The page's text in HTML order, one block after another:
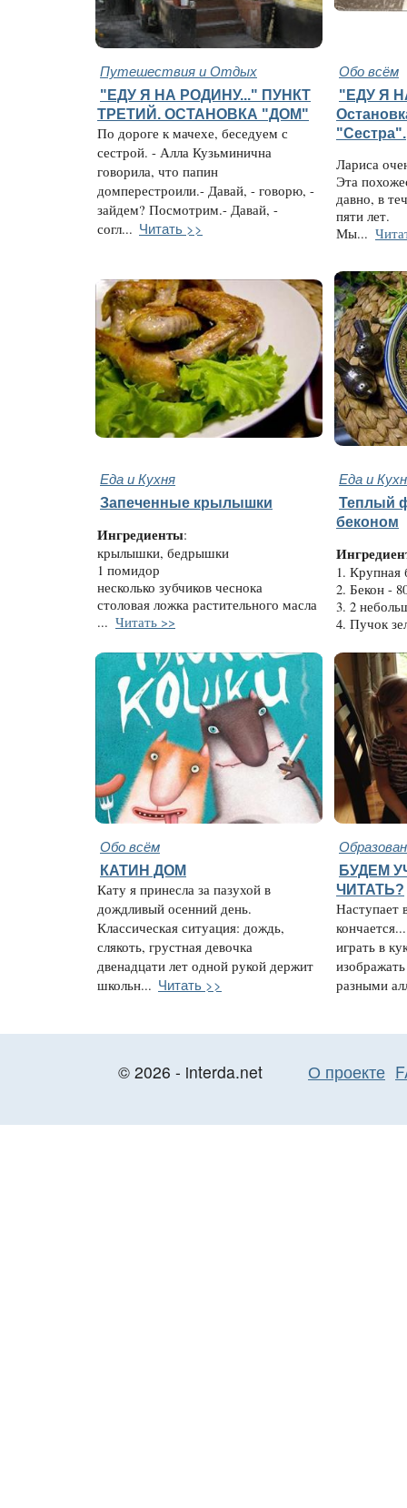
Путешествия и Отдых Обо всём
"ЕДУ Я НА РОДИНУ..." ПУНКТ
ТРЕТИЙ. ОСТАНОВКА "ДОМ"
По дороге к мачехе, беседуем с
сестрой. - Алла Кузьминична
говорила, что папин
домперестроили.- Давай, - говорю, -
зайдем? Посмотрим.- Давай, -
согл... Читать >>
"ЕДУ Я
"Сестра".
Лариса
Эта
давно, в
пяти лет.
Мы...
Еда и Кухня Еда и
Запеченные крылышки
Ингредиенты:
крылышки, бедрышки
1 помидор
несколько зубчиков чеснока
столовая ложка растительного масла
... Читать >>
Теплый
беконом
1. Крупная
2. Бекон -
3. 2
4. Пучок
Обо всём
КАТИН ДОМ
Кату я принесла за пазухой в
дождливый осенний день.
Классическая ситуация: дождь,
слякоть, грустная девочка
двенадцати лет одной рукой держит
школьн... Читать >>
БУДЕМ
ЧИТАТЬ?
Наступает
играть в
разными
© 2026 - interda.net О проекте